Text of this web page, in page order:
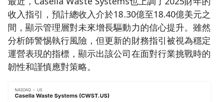
收入指引，預計總收入介於18.30億至18.40億美元之
間，顯示管理層對未來增長驅動力的信心提升。雖然
分析師警惕執行風險，但更新的財務指引被視為穩定
運營表現的指標，顯示出該公司在面對行業挑戰時的
韌性和謹慎應對策略。